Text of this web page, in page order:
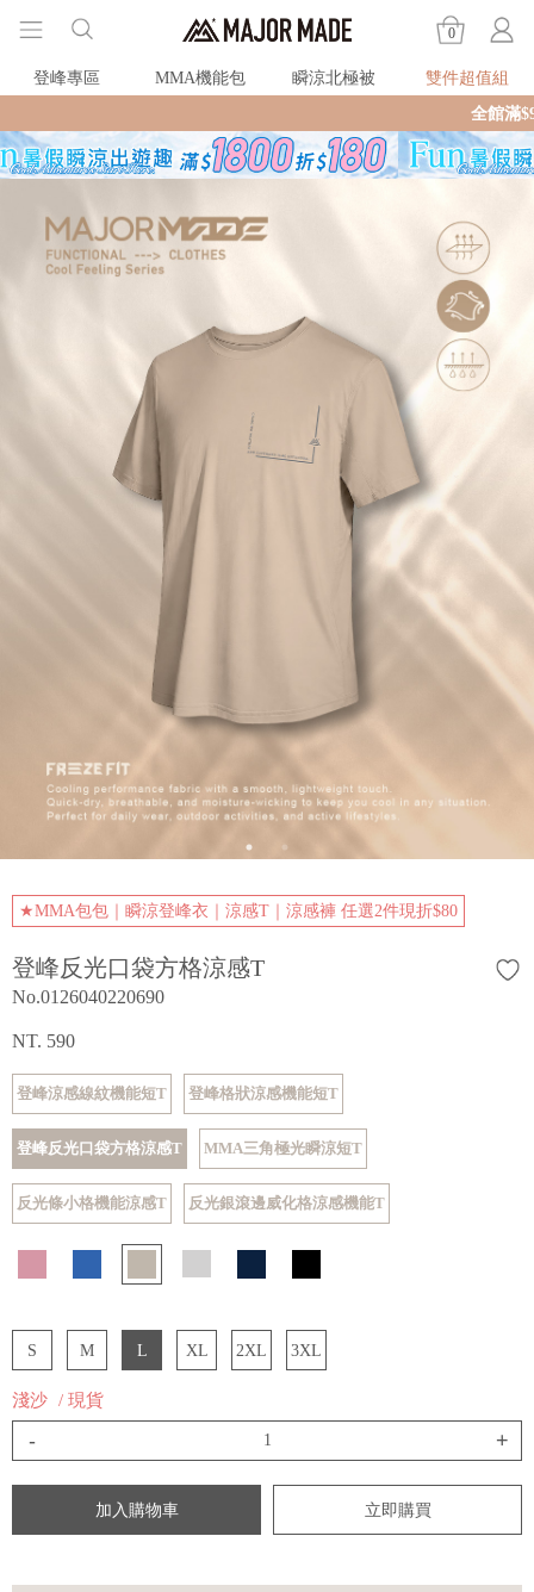
0
登峰專區 MMA機能包 瞬涼北極被
雙件超值組
全館滿$990即享免運🛒現貨商品
★MMA包包｜瞬涼登峰衣｜涼感T｜涼感褲 任選2件現折$80
登峰反光口袋方格涼感T
No.0126040220690
NT. 590
登峰涼感線紋機能短T 登峰格狀涼感機能短T
登峰反光口袋方格涼感T MMA三角極光瞬涼短T
反光條小格機能涼感T 反光銀滾邊威化格涼感機能T
S M L XL 2XL 3XL
淺沙 / 現貨
- +
加入購物車 立即購買